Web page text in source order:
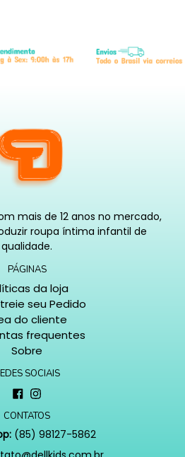
mais de 12 anos no mercado,
roupa íntima infantil de
qualidade.
PÁGINAS
da loja
seu Pedido
do cliente
frequentes
Sobre
SOCIAIS
Facebook
Instagram
CONTATOS
(85) 98127-5862